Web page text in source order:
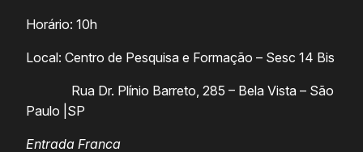
Horário: 10h
Local: Centro de Pesquisa e Formação – Sesc 14 Bis
Rua Dr. Plínio Barreto, 285 – Bela Vista – São
Paulo |SP
Entrada Franca